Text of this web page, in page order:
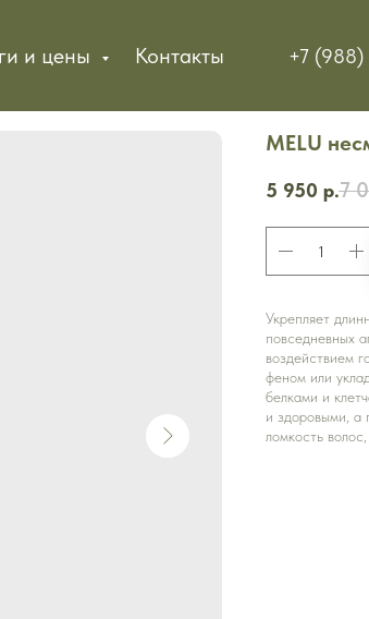
и цены Контакты +7 (988)
MELU
5 950 р.7
Укрепляет
повседневных
воздействием
феном или
белками и
и здоровыми, а
ломкость